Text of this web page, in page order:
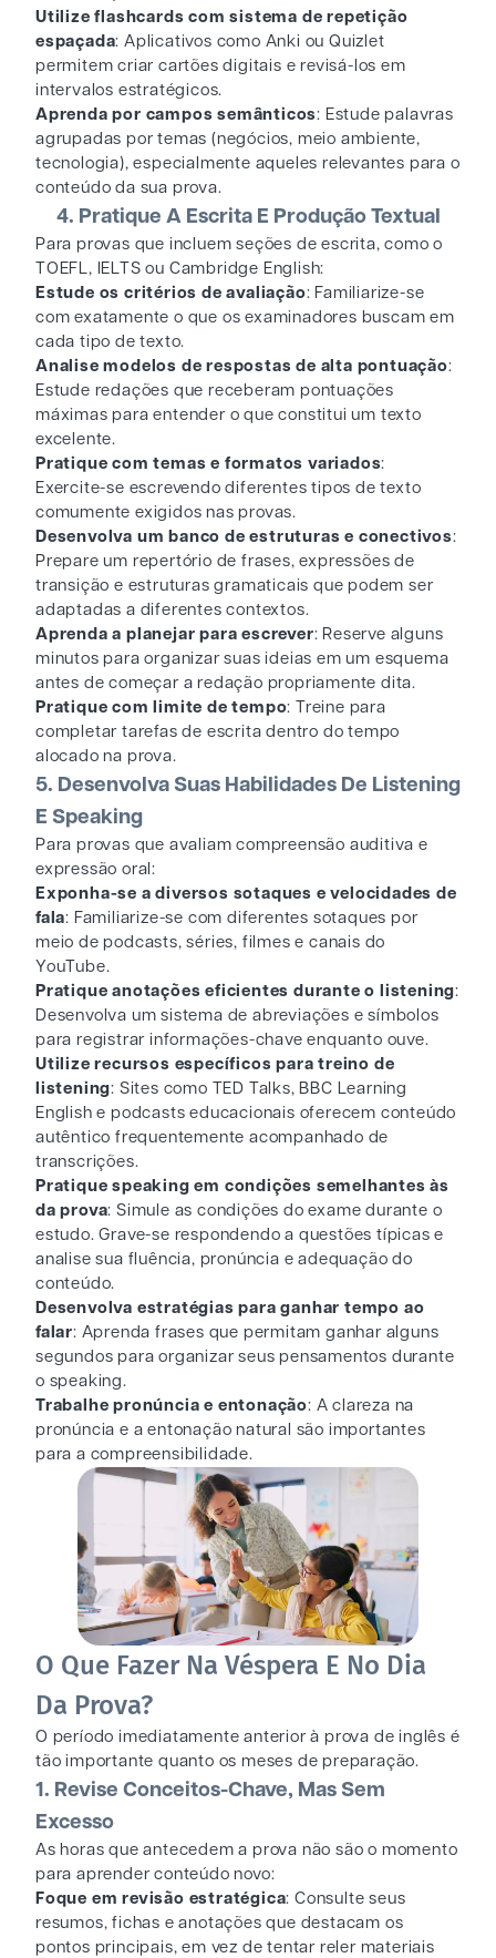
Utilize flashcards com sistema de repetição
espaçada: Aplicativos como Anki ou Quizlet
permitem criar cartões digitais e revisá-los em
intervalos estratégicos.
Aprenda por campos semânticos: Estude palavras
agrupadas por temas (negócios, meio ambiente,
tecnologia), especialmente aqueles relevantes para o
conteúdo da sua prova.
4. Pratique A Escrita E Produção Textual
Para provas que incluem seções de escrita, como o
TOEFL, IELTS ou Cambridge English:
Estude os critérios de avaliação: Familiarize-se
com exatamente o que os examinadores buscam em
cada tipo de texto.
Analise modelos de respostas de alta pontuação:
Estude redações que receberam pontuações
máximas para entender o que constitui um texto
excelente.
Pratique com temas e formatos variados:
Exercite-se escrevendo diferentes tipos de texto
comumente exigidos nas provas.
Desenvolva um banco de estruturas e conectivos:
Prepare um repertório de frases, expressões de
transição e estruturas gramaticais que podem ser
adaptadas a diferentes contextos.
Aprenda a planejar para escrever: Reserve alguns
minutos para organizar suas ideias em um esquema
antes de começar a redação propriamente dita.
Pratique com limite de tempo: Treine para
completar tarefas de escrita dentro do tempo
alocado na prova.
5. Desenvolva Suas Habilidades De Listening
E Speaking
Para provas que avaliam compreensão auditiva e
expressão oral:
Exponha-se a diversos sotaques e velocidades de
fala: Familiarize-se com diferentes sotaques por
meio de podcasts, séries, filmes e canais do
YouTube.
Pratique anotações eficientes durante o listening:
Desenvolva um sistema de abreviações e símbolos
para registrar informações-chave enquanto ouve.
Utilize recursos específicos para treino de
listening: Sites como TED Talks, BBC Learning
English e podcasts educacionais oferecem conteúdo
autêntico frequentemente acompanhado de
transcrições.
Pratique speaking em condições semelhantes às
da prova: Simule as condições do exame durante o
estudo. Grave-se respondendo a questões típicas e
analise sua fluência, pronúncia e adequação do
conteúdo.
Desenvolva estratégias para ganhar tempo ao
falar: Aprenda frases que permitam ganhar alguns
segundos para organizar seus pensamentos durante
o speaking.
Trabalhe pronúncia e entonação: A clareza na
pronúncia e a entonação natural são importantes
para a compreensibilidade.
O Que Fazer Na Véspera E No Dia
Da Prova?
O período imediatamente anterior à prova de inglês é
tão importante quanto os meses de preparação.
1. Revise Conceitos-Chave, Mas Sem
Excesso
As horas que antecedem a prova não são o momento
para aprender conteúdo novo:
Foque em revisão estratégica: Consulte seus
resumos, fichas e anotações que destacam os
pontos principais, em vez de tentar reler materiais